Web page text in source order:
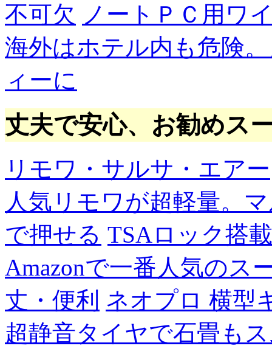
不可欠 ノートＰＣ用ワ
海外はホテル内も危険
ィーに
丈夫で安心、お勧めス
リモワ・サルサ・エアー
人気リモワが超軽量。
で押せる TSAロック搭
Amazonで一番人気のス
丈・便利 ネオプロ 横型
超静音タイヤで石畳も